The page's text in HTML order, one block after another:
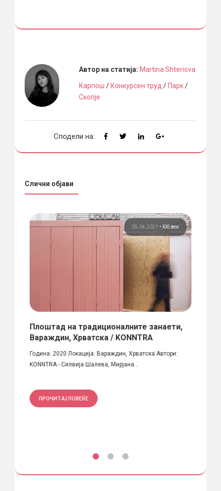
Автор на статија: Martina Shteriova
Карпош /Конкурсен труд /Парк/
Скопје
Сподели на:
Слични објави
05.04.2021 • XXI век
Плоштад на традиционалните занаети,
Вараждин, Хрватска / KONNTRA
Година: 2020 Локација: Вараждин, Хрватска Автори:
KONNTRA - Силвија Шалева, Мирјана...
ПРОЧИТАЈ ПОВЕЌЕ